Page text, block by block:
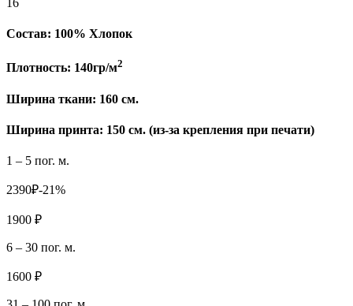
Состав: 100% Хлопок
Плотность: 140гр/м2
Ширина ткани: 160 см.
Ширина принта: 150 см. (из-за крепления при печати)
1 – 5 пог. м.
2390₽-21%
1900 ₽
6 – 30 пог. м.
1600 ₽